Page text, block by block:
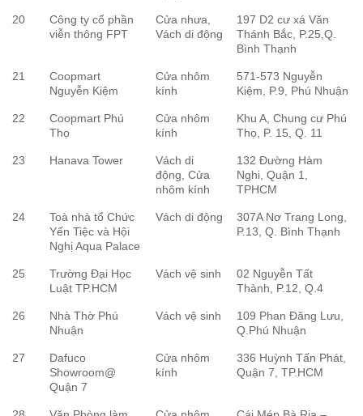
20
Công ty cổ phần
viễn thông FPT
Cửa nhưa,
Vách di động
197 D2 cư xá Văn
Thánh Bắc, P.25,Q.
Bình Thạnh
21
Coopmart
Nguyễn Kiệm
Cửa nhôm
kính
571-573 Nguyễn
Kiệm, P.9, Phú Nhuận
22
Coopmart Phú
Thọ
Cửa nhôm
kính
Khu A, Chung cư Phú
Thọ, P. 15, Q. 11
23 Hanava Tower
Vách di
động, Cửa
nhôm kính
132 Đường Hàm
Nghi, Quận 1,
TPHCM
24
Toà nhà tổ Chức
Yến Tiệc và Hội
Nghị Aqua Palace
Vách di động
307A Nơ Trang Long,
P.13, Q. Bình Thạnh
25
Trường Đại Học
Luật TP.HCM
Vách vệ sinh
02 Nguyễn Tất
Thành, P.12, Q.4
26
Nhà Thờ Phú
Nhuận
Vách vệ sinh
109 Phan Đăng Lưu,
Q.Phú Nhuận
27
Dafuco
Showroom@
Quận 7
Cửa nhôm
kính
336 Huỳnh Tấn Phát,
Quận 7, TP.HCM